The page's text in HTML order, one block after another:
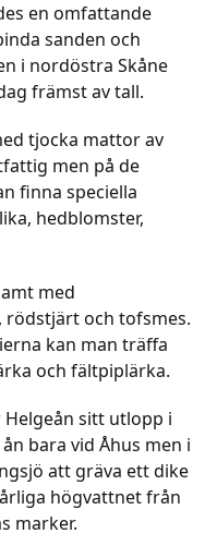
en omfattande
sanden och
i nordöstra Skåne
främst av tall.
tjocka mattor av
men på de
finna speciella
hedblomster,
med
och tofsmes.
kan man träffa
och fältpiplärka.
sitt utlopp i
bara vid Åhus men i
att gräva ett dike
högvattnet från
marker.